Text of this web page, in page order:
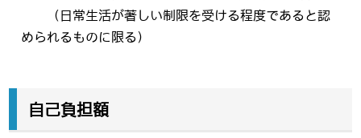
（日常生活が著しい制限を受ける程度であると認
められるものに限る）
自己負担額